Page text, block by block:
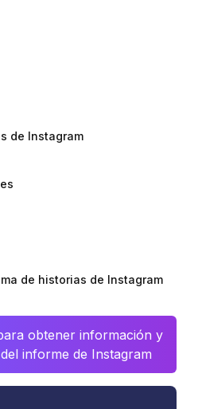
de Instagram
de historias de Instagram
obtener información y
informe de Instagram